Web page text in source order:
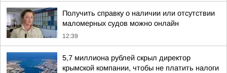
Получить справку о наличии или отсутствии
маломерных судов можно онлайн
12:39
5,7 миллиона рублей скрыл директор
крымской компании, чтобы не платить налоги